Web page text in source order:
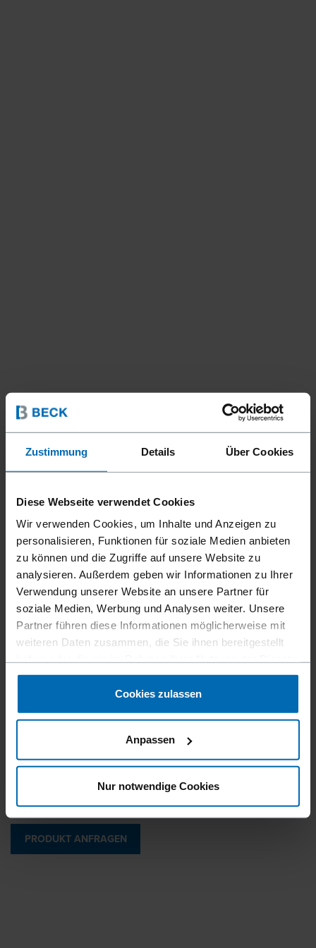
Zustimmung Details Über Cookies
Diese Webseite verwendet Cookies
Wir verwenden Cookies, um Inhalte und Anzeigen zu
personalisieren, Funktionen für soziale Medien anbieten
zu können und die Zugriffe auf unsere Website zu
analysieren. Außerdem geben wir Informationen zu Ihrer
Verwendung unserer Website an unsere Partner für
soziale Medien, Werbung und Analysen weiter. Unsere
Partner führen diese Informationen möglicherweise mit
weiteren Daten zusammen, die Sie ihnen bereitgestellt
gesammelt haben.
Cookies zulassen
Anpassen
Nur notwendige Cookies
Befestigungsmittel///Klammern/// Standard­klammern///
Feindraht­klammern
BECK SB 19
Ähnlich wie
Schenkellänge
Äußere Rückenbreite
PRODUKT ANFRAGEN